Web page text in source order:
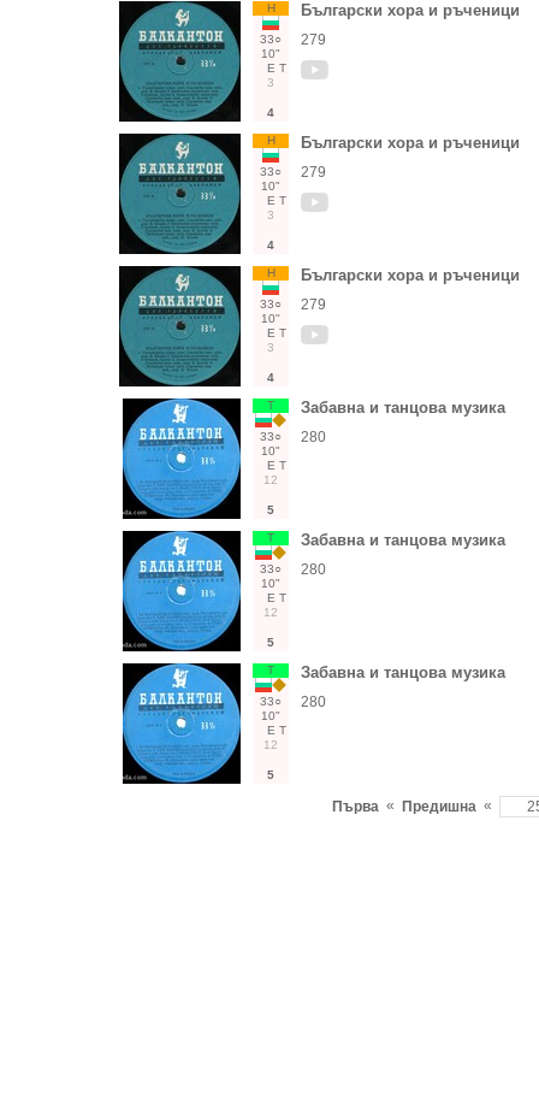
Н
33○
10"
Е Т
3
4
Български хора и ръченици
279
Н
33○
10"
Е Т
3
4
Български хора и ръченици
279
Н
33○
10"
Е Т
3
4
Български хора и ръченици
279
Т
33○
10"
Е Т
12
5
Забавна и танцова музика
280
Т
33○
10"
Е Т
12
5
Забавна и танцова музика
280
Т
33○
10"
Е Т
12
5
Забавна и танцова музика
280
Първа « Предишна «